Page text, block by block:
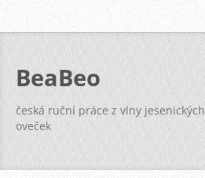
BeaBeo
česká ruční práce z vlny jesenických
oveček